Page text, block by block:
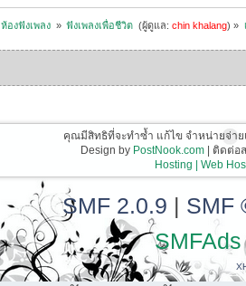
ห้องฟังเพลง » ฟังเพลงเพื่อชีวิต (ผู้ดูแล:chin khalang) »
คุณมีสิทธิที่จะทำซ้ำ แก้ไข จำหน่ายจ่า
Design by PostNook.com| ติดต่อส
Hosting | Web
SMF 2.0.9 | SMF
SMFAds